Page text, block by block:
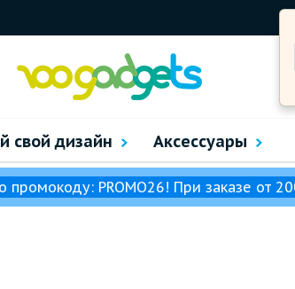
свой дизайн Аксессуары
PROMO26! При заказе от